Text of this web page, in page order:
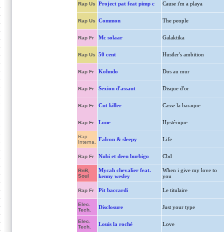
Rap Us Project pat feat pimp c Cause i'm a playa
Rap Us Common The people
Rap Fr Mc solaar Galaktika
Rap Us 50 cent Hustler's ambition
Rap Fr Kohndo Dos au mur
Rap Fr Sexion d'assaut Disque d'or
Rap Fr Cut killer Casse la baraque
Rap Fr Lone Hystérique
Rap
Interna.
Falcon & sleepy Life
Rap Fr Nubi et deen burbigo Cbd
RnB,
Soul
Mycah chevalier feat.
kenny wesley
When i give my love to
you
Rap Fr Pit baccardi Le titulaire
Elec.
Tech.
Disclosure Just your type
Elec.
Tech.
Louis la roché Love